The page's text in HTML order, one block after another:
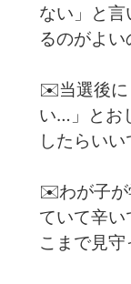
ない」と
るのがよい
✉️当選後に
い…」とお
したらいい
✉️わが子が
ていて辛
こまで見守